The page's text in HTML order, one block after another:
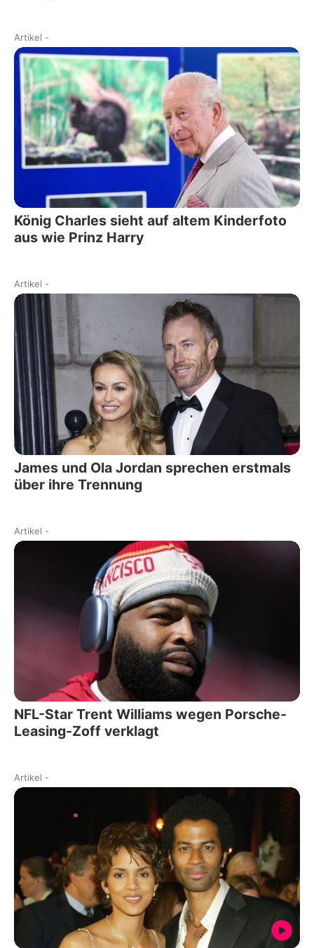
Artikel -
König Charles sieht auf altem Kinderfoto
aus wie Prinz Harry
Artikel -
James und Ola Jordan sprechen erstmals
über ihre Trennung
Artikel -
NFL-Star Trent Williams wegen Porsche-
Leasing-Zoff verklagt
Artikel -